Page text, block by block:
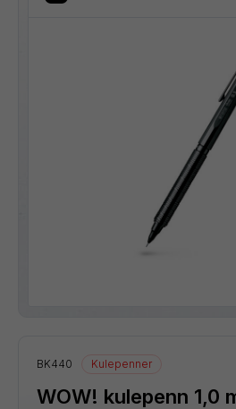
BK440 Kulepenner
WOW! kulepenn 1,0